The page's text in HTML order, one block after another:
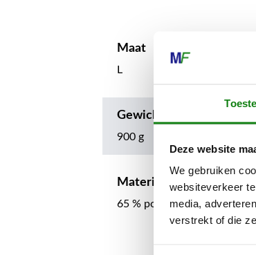
Deze website
We gebruiken
websiteverkeer
media,
verstrekt of die
Maat
L
Gewicht
900 g
Materiaalsamenstelling
65 % polyester, 35 % katoen